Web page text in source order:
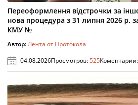
Переоформлення відстрочки за
нова процедура з 31 липня 2026 р.
КМУ №
Автор:Лента от Протокола
04.08.2026Просмотров:525Коментарии: